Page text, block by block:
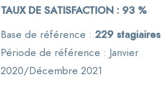
TAUX DE SATISFACTION : 93 %
Base de référence : 229 stagiaires
Période de référence : Janvier
2020/Décembre 2021